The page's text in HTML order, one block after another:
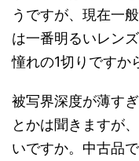
うですが、現在一
は一番明るいレン
憧れの1切りですか
被写界深度が薄す
とかは聞きますが
いですか。中古品